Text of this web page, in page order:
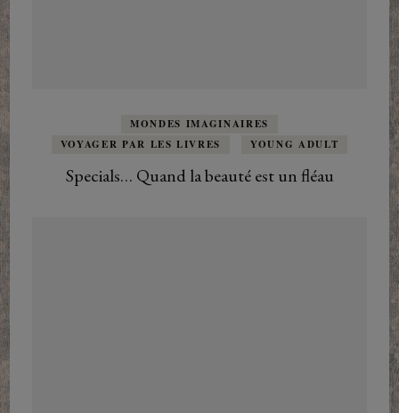
MONDES IMAGINAIRES
VOYAGER PAR LES LIVRES
YOUNG ADULT
Specials… Quand la beauté est un fléau